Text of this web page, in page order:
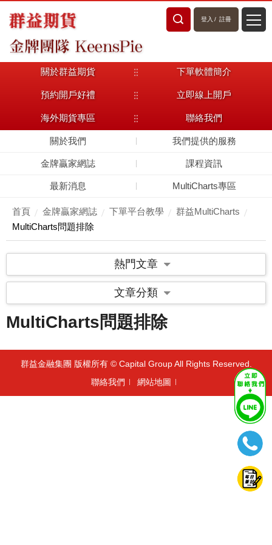
登入 / 註冊
關於群益期貨 下單軟體簡介
預約開戶好禮 立即線上開戶
海外期貨專區 聯絡我們
關於我們 我們提供的服務
金牌贏家網誌 課程資訊
最新消息 MultiCharts專區
首頁 金牌贏家網誌 下單平台教學
群益MultiCharts
MultiCharts問題排除
熱門文章
文章分類
MultiCharts問題排除
群益金融集團 版權所有 © Capital Group All Rights Reserved.
聯絡我們
網站地圖